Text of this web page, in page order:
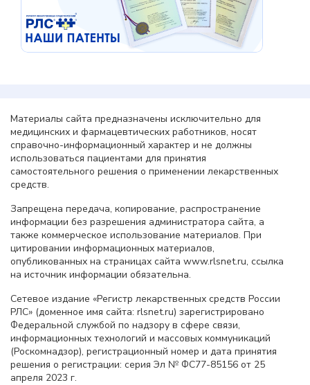
Материалы сайта предназначены исключительно для
медицинских и фармацевтических работников, носят
справочно-информационный характер и не должны
использоваться пациентами для принятия
самостоятельного решения о применении лекарственных
средств.
Запрещена передача, копирование, распространение
информации без разрешения администратора сайта, а
также коммерческое использование материалов. При
цитировании информационных материалов,
опубликованных на страницах сайта www.rlsnet.ru, ссылка
на источник информации обязательна.
Сетевое издание «Регистр лекарственных средств России
РЛС» (доменное имя сайта: rlsnet.ru) зарегистрировано
Федеральной службой по надзору в сфере связи,
информационных технологий и массовых коммуникаций
(Роскомнадзор), регистрационный номер и дата принятия
решения о регистрации: серия Эл № ФС77-85156 от 25
апреля 2023 г.